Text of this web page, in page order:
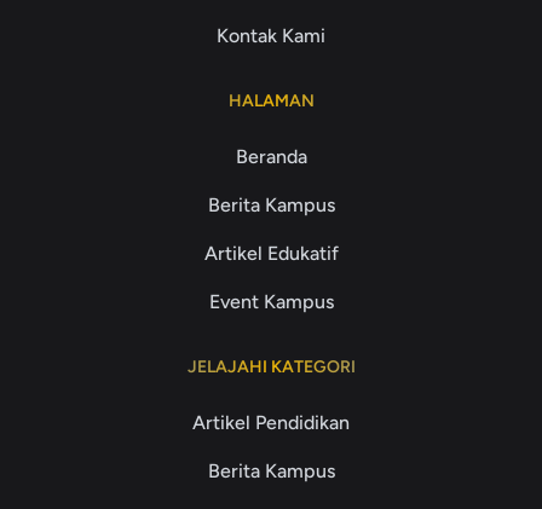
Kontak Kami
HALAMAN
Beranda
Berita Kampus
Artikel Edukatif
Event Kampus
JELAJAHI KATEGORI
Artikel Pendidikan
Berita Kampus